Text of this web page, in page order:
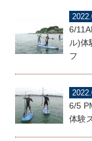
6/
ル)体
フ
6/5
体験